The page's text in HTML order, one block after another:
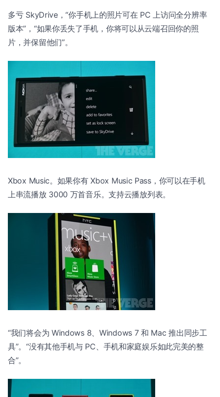
多亏 SkyDrive，“你手机上的照片可在 PC 上访问全分辨率
版本”，“如果你丢失了手机，你将可以从云端召回你的照
片，并保留他们”。
Xbox Music。如果你有 Xbox Music Pass，你可以在手机
上串流播放 3000 万首音乐。支持云播放列表。
“我们将会为 Windows 8、Windows 7 和 Mac 推出同步工
具”。“没有其他手机与 PC、手机和家庭娱乐如此完美的整
合”。